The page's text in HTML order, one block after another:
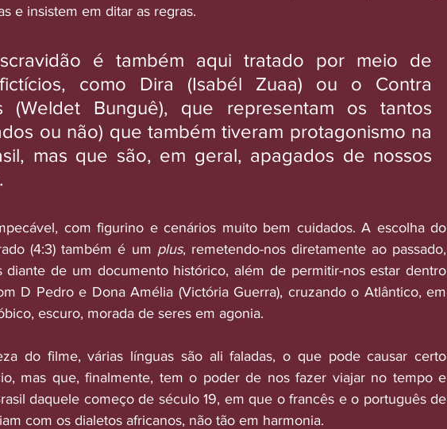
e insistem em ditar as regras.
é também aqui tratado por meio de
como Dira (Isabél Zuaa) ou o Contra
(Weldet Bunguê), que representam os tantos
ou não) que também tiveram protagonismo na
mas que são, em geral, apagados de nossos
com figurino e cenários muito bem cuidados. A escolha do
(4:3) também é um plus, remetendo-nos diretamente ao passado,
diante de um documento histórico, além de permitir-nos estar dentro
D Pedro e Dona Amélia (Victória Guerra), cruzando o Atlântico, em
escuro, morada de seres em agonia.
do filme, várias línguas são ali faladas, o que pode causar certo
mas que, finalmente, tem o poder de nos fazer viajar no tempo e
daquele começo de século 19, em que o francês e o português de
com os dialetos africanos, não tão em harmonia.